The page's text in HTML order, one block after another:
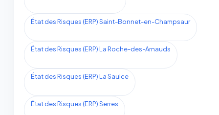
État des Risques (ERP) Saint-Bonnet-en-Champsaur
État des Risques (ERP) La Roche-des-Arnauds
État des Risques (ERP) La Saulce
État des Risques (ERP) Serres